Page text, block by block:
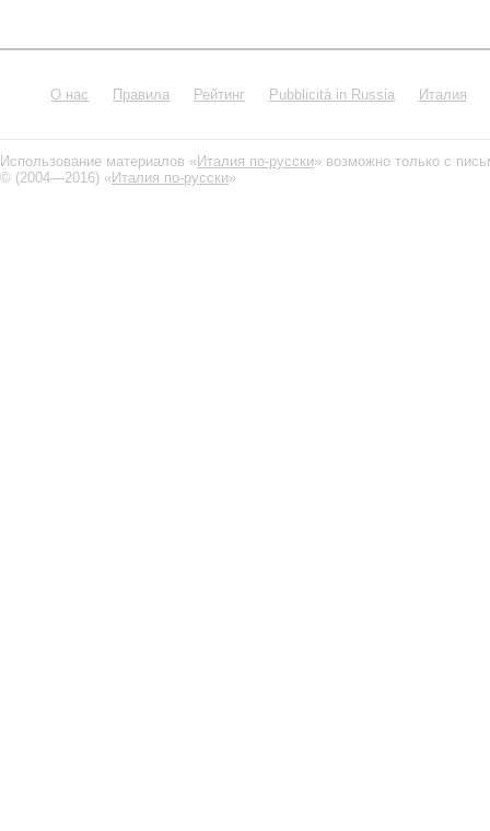
О нас Правила Рейтинг Pubblicità in Russia Италия
Использование материалов «Италия по-русски» возможно только с
© (2004—2016) «Италия по-русски»